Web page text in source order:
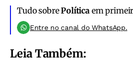
Tudo sobrePolítica em
Entre no canal do WhatsApp.
Leia Também: